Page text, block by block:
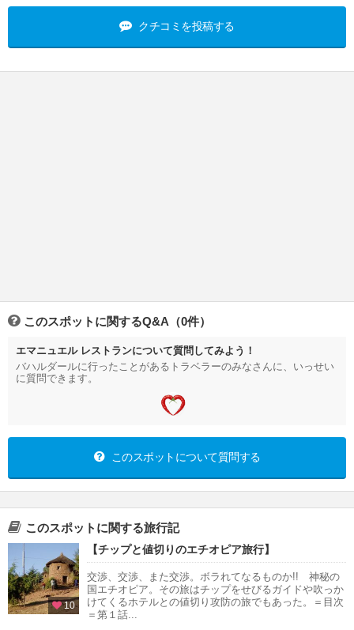
クチコミを投稿する
このスポットに関するQ&A（0件）
エマニュエル レストランについて質問してみよう！
バハルダールに行ったことがあるトラベラーのみなさんに、いっせい
に質問できます。
このスポットについて質問する
このスポットに関する旅行記
10
【チップと値切りのエチオピア旅行】
交渉、交渉、また交渉。ボラれてなるものか!! 神秘の
国エチオピア。その旅はチップをせびるガイドや吹っか
けてくるホテルとの値切り攻防の旅でもあった。＝目次
＝第１話...